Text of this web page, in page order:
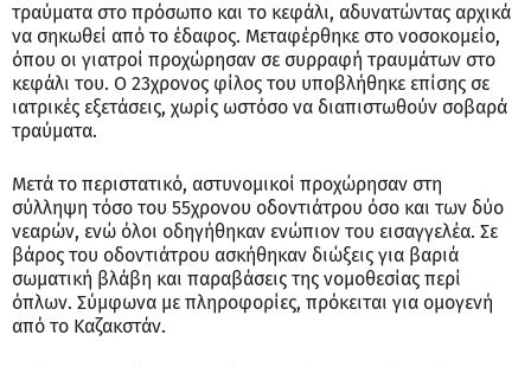
τραύματα στο πρόσωπο και το κεφάλι, αδυνατώντας αρχικά
να σηκωθεί από το έδαφος. Μεταφέρθηκε στο νοσοκομείο,
όπου οι γιατροί προχώρησαν σε συρραφή τραυμάτων στο
κεφάλι του. Ο 23χρονος φίλος του υποβλήθηκε επίσης σε
ιατρικές εξετάσεις, χωρίς ωστόσο να διαπιστωθούν σοβαρά
τραύματα.
Μετά το περιστατικό, αστυνομικοί προχώρησαν στη
σύλληψη τόσο του 55χρονου οδοντιάτρου όσο και των δύο
νεαρών, ενώ όλοι οδηγήθηκαν ενώπιον του εισαγγελέα. Σε
βάρος του οδοντιάτρου ασκήθηκαν διώξεις για βαριά
σωματική βλάβη και παραβάσεις της νομοθεσίας περί
όπλων. Σύμφωνα με πληροφορίες, πρόκειται για ομογενή
από το Καζακστάν.